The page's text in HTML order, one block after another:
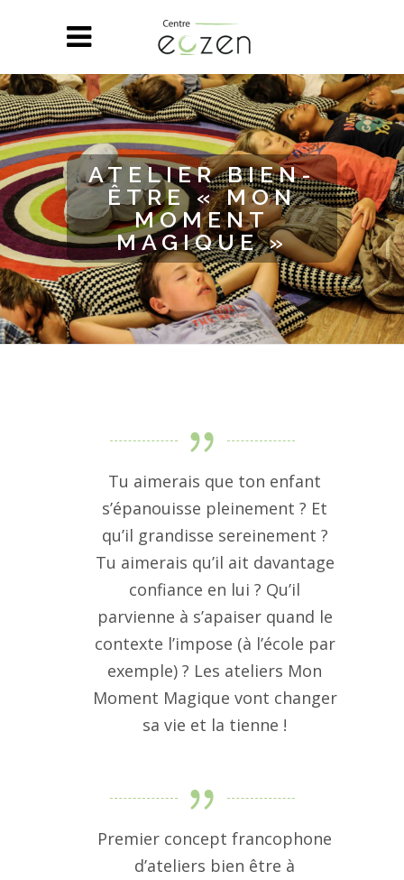
ATELIER BIEN-
ÊTRE « MON
MOMENT
MAGIQUE »
Tu aimerais que ton enfant
s’épanouisse pleinement ? Et
qu’il grandisse sereinement ?
Tu aimerais qu’il ait davantage
confiance en lui ? Qu’il
parvienne à s’apaiser quand le
contexte l’impose (à l’école par
exemple) ? Les ateliers Mon
Moment Magique vont changer
sa vie et la tienne !
Premier concept francophone
d’ateliers bien être à